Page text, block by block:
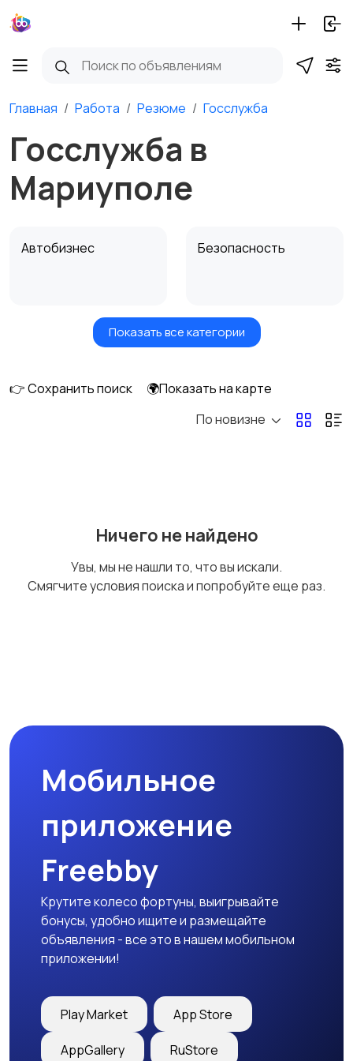
Главная Работа Резюме Госслужба
Госслужба в
Мариуполе
Автобизнес Безопасность
Бытовые услуги и
Высший менеджмент
Добыча сырья,
Медицина Начало карьеры
Образование и наука
закупки
Показать все категории
👉 Сохранить поиск
🌍Показать на карте
По новизне
Ничего не найдено
Увы, мы не нашли то, что вы искали.
Смягчите условия поиска и попробуйте еще раз.
Мобильное
приложение
Freebby
Крутите колесо фортуны, выигрывайте
бонусы, удобно ищите и размещайте
объявления - все это в нашем мобильном
приложении!
Play Market App Store
AppGallery RuStore